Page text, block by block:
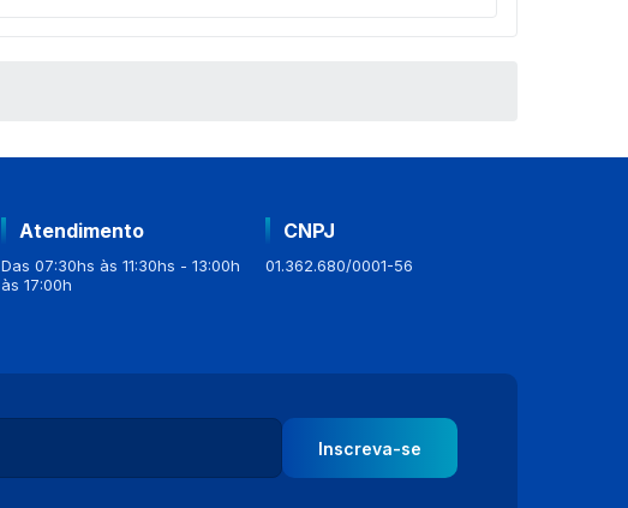
Atendimento
Das 07:30hs às 11:30hs - 13:00h
às 17:00h
CNPJ
01.362.680/0001-56
Inscreva-se